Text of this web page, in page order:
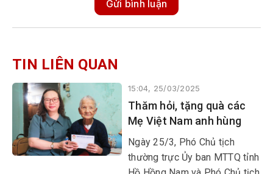
Gửi bình luận
TIN LIÊN QUAN
15:04, 25/03/2025
Thăm hỏi, tặng quà các
Mẹ Việt Nam anh hùng
Ngày 25/3, Phó Chủ tịch
thường trực Ủy ban MTTQ tỉnh